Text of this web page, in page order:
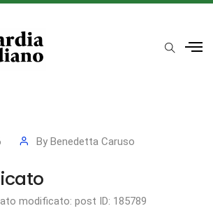
By Benedetta Caruso
modificato: post ID: 185789